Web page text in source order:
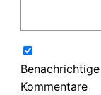
Kommentare